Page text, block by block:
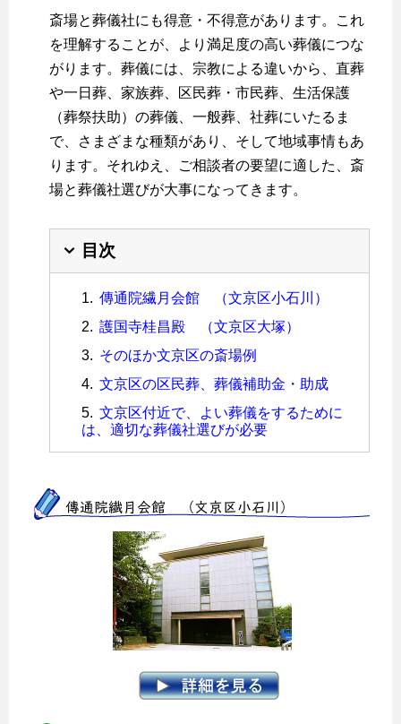
斎場と葬儀社にも得意・不得意があります。これ
を理解することが、より満足度の高い葬儀につな
がります。葬儀には、宗教による違いから、直葬
や一日葬、家族葬、区民葬・市民葬、生活保護
（葬祭扶助）の葬儀、一般葬、社葬にいたるま
で、さまざまな種類があり、そして地域事情もあ
ります。それゆえ、ご相談者の要望に適した、斎
場と葬儀社選びが大事になってきます。
目次
傳通院繊月会館 （文京区小石川）
護国寺桂昌殿 （文京区大塚）
そのほか文京区の斎場例
文京区の区民葬、葬儀補助金・助成
文京区付近で、よい葬儀をするために
は、適切な葬儀社選びが必要
傳通院繊月会館 （文京区小石川）